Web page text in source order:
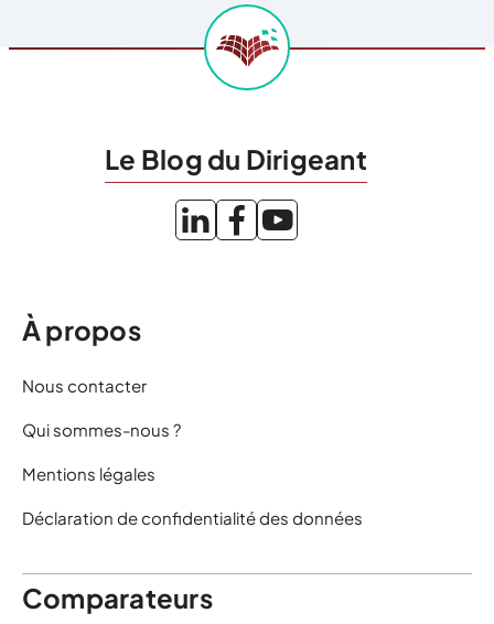
Le Blog du Dirigeant
À propos
Nous contacter
Qui sommes-nous ?
Mentions légales
Déclaration de confidentialité des données
Comparateurs